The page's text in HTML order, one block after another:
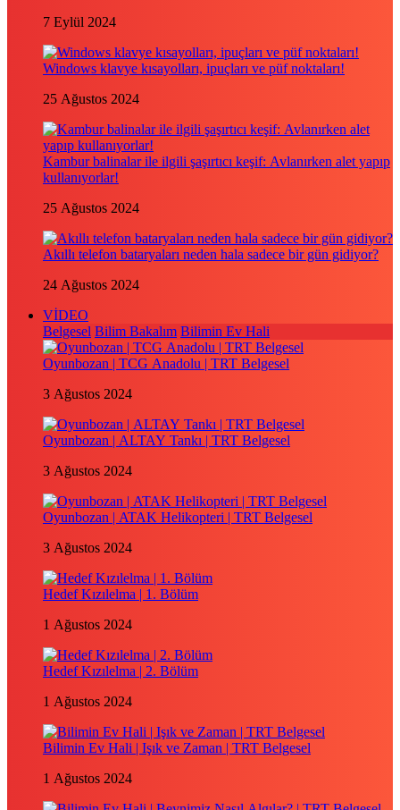
7 Eylül 2024
Windows klavye kısayolları, ipuçları ve püf noktaları!
25 Ağustos 2024
Kambur balinalar ile ilgili şaşırtıcı keşif: Avlanırken alet yapıp
kullanıyorlar!
25 Ağustos 2024
Akıllı telefon bataryaları neden hala sadece bir gün gidiyor?
24 Ağustos 2024
VİDEO
Belgesel Bilim Bakalım Bilimin Ev Hali
Oyunbozan | TCG Anadolu | TRT Belgesel
3 Ağustos 2024
Oyunbozan | ALTAY Tankı | TRT Belgesel
3 Ağustos 2024
Oyunbozan | ATAK Helikopteri | TRT Belgesel
3 Ağustos 2024
Hedef Kızılelma | 1. Bölüm
1 Ağustos 2024
Hedef Kızılelma | 2. Bölüm
1 Ağustos 2024
Bilimin Ev Hali | Işık ve Zaman | TRT Belgesel
1 Ağustos 2024